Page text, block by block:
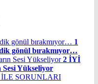
1
gönül bırakmıyor…
2 İYİ
Sesi Yükseliyor